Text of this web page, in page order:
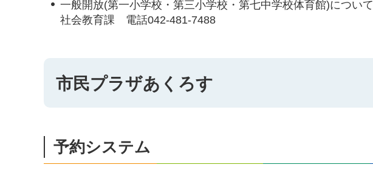
一般開放(第一小学校・第三小学校・第七中学校体育館)について
社会教育課 電話042-481-7488
市民プラザあくろす
予約システム